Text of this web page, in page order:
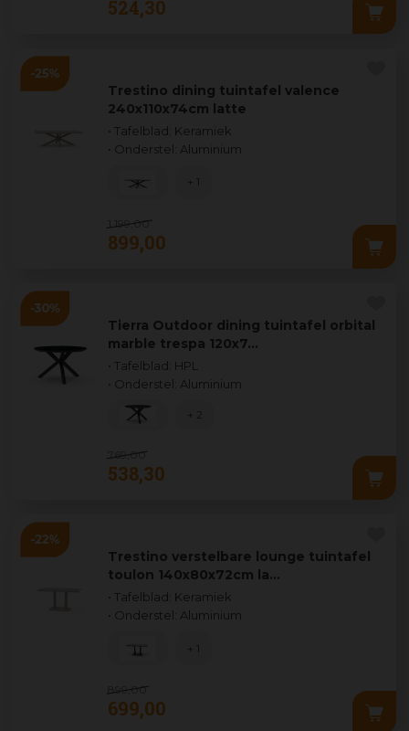
524,30
Trestino dining tuintafel valence
240x110x74cm latte
• Tafelblad: Keramiek
• Onderstel: Aluminium
1.199 ,00
899,00
+ 1
Tierra Outdoor dining tuintafel orbital
marble trespa 120x7…
• Tafelblad: HPL
• Onderstel: Aluminium
769 ,00
538,30
+ 2
Trestino verstelbare lounge tuintafel
toulon 140x80x72cm la…
• Tafelblad: Keramiek
• Onderstel: Aluminium
899 ,00
699,00
+ 1